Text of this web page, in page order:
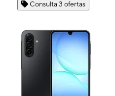
Consulta 3 ofertas